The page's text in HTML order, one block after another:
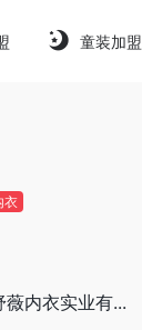
童装加盟
衣
内衣实业有...